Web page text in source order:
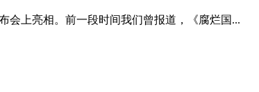
会上亮相。前一段时间我们曾报道，《腐烂国...